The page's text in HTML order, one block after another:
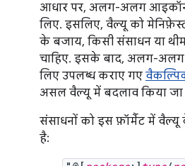
आधार पर, अलग-अलग
लिए. इसलिए, वैल्यू को
के बजाय, किसी संसाधन या
चाहिए. इसके बाद, अलग-अलग
लिए उपलब्ध कराए गए
असल वैल्यू में बदलाव किया
संसाधनों को इस फ़ॉर्मैट में वैल्यू
है: